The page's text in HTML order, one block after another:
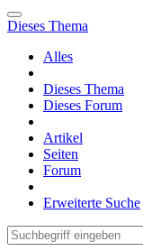
Dieses Thema
Alles
Dieses Thema
Dieses Forum
Artikel
Seiten
Forum
Erweiterte Suche